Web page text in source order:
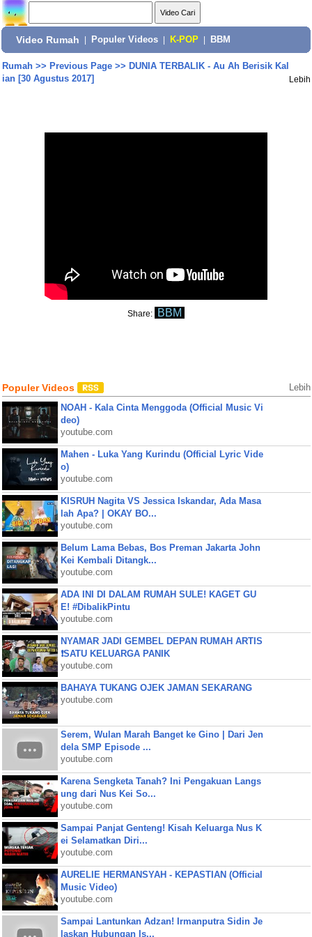
Video Rumah Populer Videos K-POP BBM
Rumah>> Previous Page>> DUNIA TERBALIK - Au Ah Berisik Kal
ian [30 Agustus 2017]
Lebih
Share: BBM
Populer Videos Lebih
NOAH - Kala Cinta Menggoda (Official Music Vi
deo)
youtube.com
Mahen - Luka Yang Kurindu (Official Lyric Vide
o)
youtube.com
KISRUH Nagita VS Jessica Iskandar, Ada Masa
lah Apa? | OKAY BO...
youtube.com
Belum Lama Bebas, Bos Preman Jakarta John
Kei Kembali Ditangk...
youtube.com
ADA INI DI DALAM RUMAH SULE! KAGET GU
E! #DibalikPintu
youtube.com
NYAMAR JADI GEMBEL DEPAN RUMAH ARTIS
❗SATU KELUARGA PANIK
youtube.com
BAHAYA TUKANG OJEK JAMAN SEKARANG
youtube.com
Serem, Wulan Marah Banget ke Gino | Dari Jen
dela SMP Episode ...
youtube.com
Karena Sengketa Tanah? Ini Pengakuan Langs
ung dari Nus Kei So...
youtube.com
Sampai Panjat Genteng! Kisah Keluarga Nus K
ei Selamatkan Diri...
youtube.com
AURELIE HERMANSYAH - KEPASTIAN (Official
Music Video)
youtube.com
Sampai Lantunkan Adzan! Irmanputra Sidin Je
laskan Hubungan Is...